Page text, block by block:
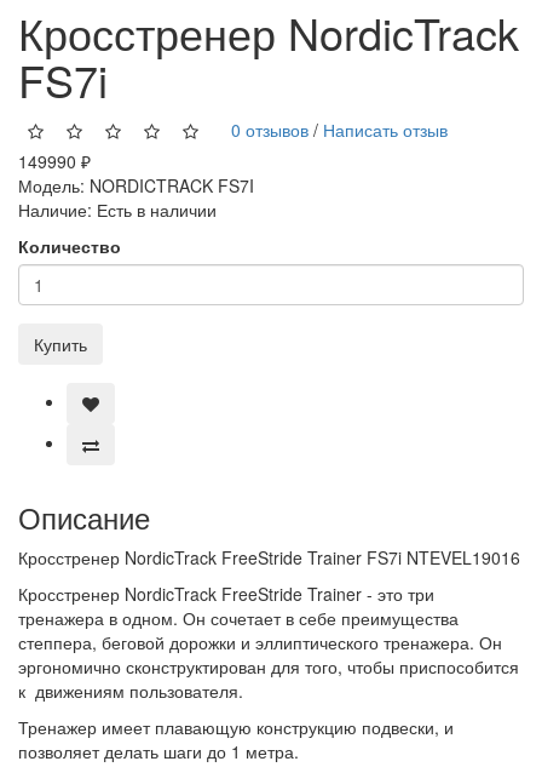
Кросстренер NordicTrack
FS7i
0 отзывов / Написать отзыв
149990 ₽
Модель: NORDICTRACK FS7I
Наличие: Есть в наличии
Количество
Купить
Описание
Кросстренер NordicTrack FreeStride Trainer FS7i NTEVEL19016
Кросстренер NordicTrack FreeStride Trainer - это три
тренажера в одном. Он сочетает в себе преимущества
степпера, беговой дорожки и эллиптического тренажера. Он
эргономично сконструктирован для того, чтобы приспособится
к движениям пользователя.
Тренажер имеет плавающую конструкцию подвески, и
позволяет делать шаги до 1 метра.